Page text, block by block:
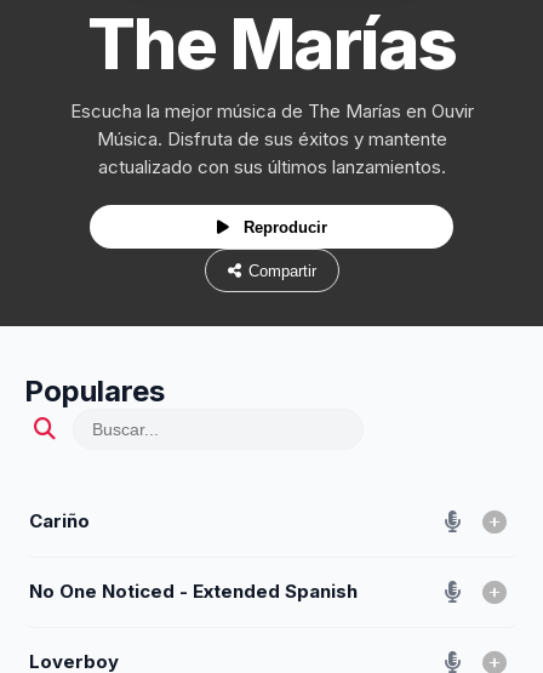
The Marías
Escucha la mejor música de The Marías en Ouvir
Música. Disfruta de sus éxitos y mantente
actualizado con sus últimos lanzamientos.
Reproducir
Compartir
Populares
Cariño
No One Noticed - Extended Spanish
Loverboy